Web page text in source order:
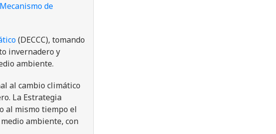
Mecanismo de
(DECCC), tomando
invernadero y
ambiente.
al cambio climático
La Estrategia
al mismo tiempo el
ambiente, con